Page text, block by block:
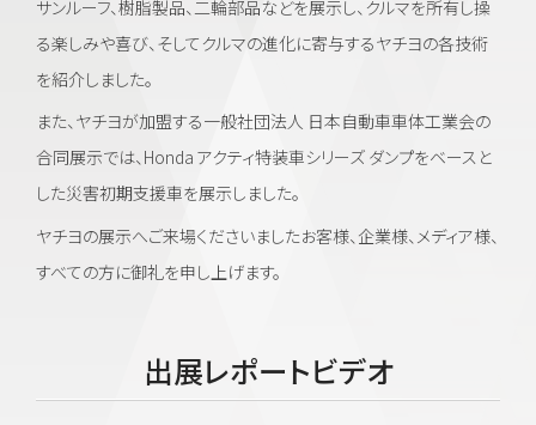
サンルーフ、樹脂製品、二輪部品などを展示し、 クルマを所有し操
る楽しみや喜び、そしてクルマの進化に寄与するヤチヨの各技術
を紹介しました。
また、ヤチヨが加盟する一般社団法人 日本自動車車体工業会の
合同展示では、Honda アクティ特装車シリーズ ダンプをベースと
した災害初期支援車を展示しました。
ヤチヨの展示へご来場くださいましたお客様、企業様、メディア様、
すべての方に御礼を申し上げます。
出展レポートビデオ